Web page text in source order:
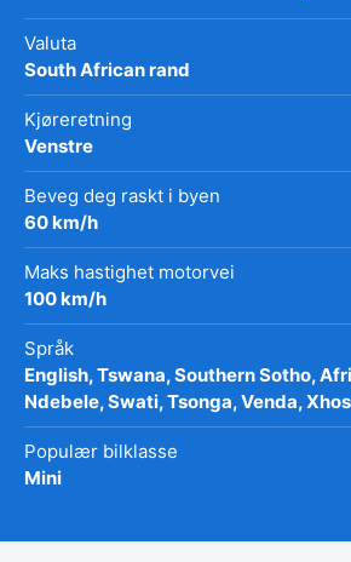
Valuta
South African rand
Kjøreretning
Venstre
Beveg deg raskt i byen
60 km/h
Maks hastighet motorvei
100 km/h
Språk
English, Tswana, Southern Sotho,
Ndebele, Swati, Tsonga, Venda,
Populær bilklasse
Mini